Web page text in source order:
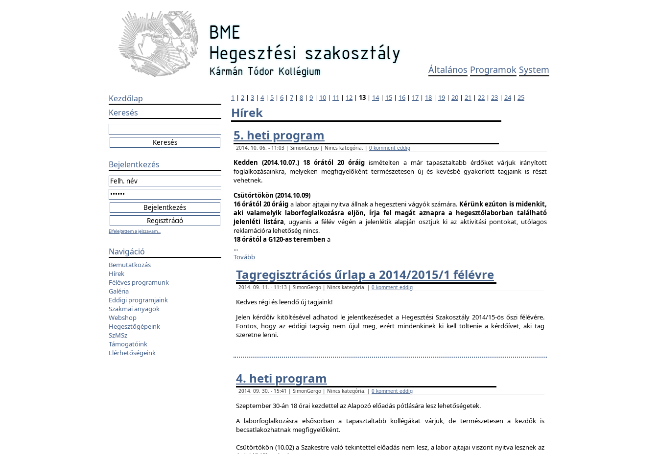
Általános Programok System
Kezdőlap
Keresés
Bejelentkezés
Elfelejtettem a jelszavam...
Navigáció
Bemutatkozás
Hírek
Féléves programunk
Galéria
Eddigi programjaink
Szakmai anyagok
Webshop
Hegesztőgépeink
SzMSz
Támogatóink
Elérhetőségeink
1 | 2 | 3 | 4| 5 | 6 | 7 | 8 | 9 | 10 | 11 | 12 | 13 | 14| 15 | 16 | 17 | 18 | 19 | 20 | 21 | 22 | 23 | 24| 25
Hírek
5. heti program
2014. 10. 06. - 11:03 | SimonGergo | Nincs kategória. | 0 komment eddig
Kedden (2014.10.07.) 18 órától 20 óráig ismételten a már tapasztaltabb érdőket várjuk irányított
foglalkozásainkra, melyeken megfigyelőként természetesen új és kevésbé gyakorlott tagjaink is részt
vehetnek.
Csütörtökön (2014.10.09)
16 órától 20 óráig a labor ajtajai nyitva állnak a hegeszteni vágyók számára. Kérünk ezúton is midenkit,
aki valamelyik laborfoglalkozásra eljön, írja fel magát aznapra a hegesztőlaborban található
jelenléti listára, ugyanis a félév végén a jelenlétik alapján osztjuk ki az aktivitási pontokat, utólagos
reklamációra lehetőség nincs.
18 órától a G120-as teremben a
...
Tovább
Tagregisztrációs űrlap a 2014/2015/1 félévre
2014. 09. 11. - 11:13 | SimonGergo | Nincs kategória. | 0 komment eddig
Kedves régi és leendő új tagjaink!
Jelen kérdőív kitöltésével adhatod le jelentkezésedet a Hegesztési Szakosztály 2014/15-ös őszi félévére.
Fontos, hogy az eddigi tagság nem újul meg, ezért mindenkinek ki kell töltenie a kérdőívet, aki tag
szeretne lenni.
4. heti program
2014. 09. 30. - 15:41 | SimonGergo | Nincs kategória. | 0 komment eddig
Szeptember 30-án 18 órai kezdettel az Alapozó előadás pótlására lesz lehetőségetek.
A laborfoglalkozásra elsősorban a tapasztaltabb kollégákat várjuk, de természetesen a kezdők is
becsatlakozhatnak megfigyelőként.
Csütörtökön (10.02) a Szakestre való tekintettel előadás nem lesz, a labor ajtajai viszont nyitva lesznek az